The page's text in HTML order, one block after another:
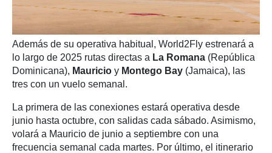
Además de su operativa habitual, World2Fly estrenará a
lo largo de 2025 rutas directas a La Romana (República
Dominicana), Mauricio y Montego Bay (Jamaica), las
tres con un vuelo semanal.
La primera de las conexiones estará operativa desde
junio hasta octubre, con salidas cada sábado. Asimismo,
volará a Mauricio de junio a septiembre con una
frecuencia semanal cada martes. Por último, el itinerario